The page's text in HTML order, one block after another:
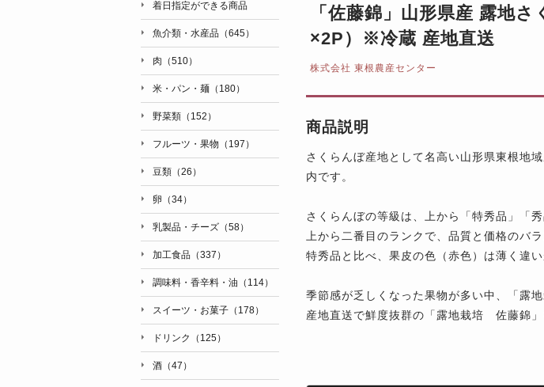
「佐藤錦」山形県産 露地
×2P）※冷蔵 産地直送
株式会社 東根農産センター
商品説明
さくらんぼ産地として名高い山形県東根地
内です。
さくらんぼの等級は、上から「特秀品」「
上から二番目のランクで、品質と価格のバ
特秀品と比べ、果皮の色（赤色）は薄く違
季節感が乏しくなった果物が多い中、「露
産地直送で鮮度抜群の「露地栽培 佐藤錦」
着日指定ができる商品
魚介類・水産品（645）
肉（510）
米・パン・麺（180）
野菜類（152）
フルーツ・果物（197）
豆類（26）
卵（34）
乳製品・チーズ（58）
加工食品（337）
調味料・香辛料・油（114）
スイーツ・お菓子（178）
ドリンク（125）
酒（47）